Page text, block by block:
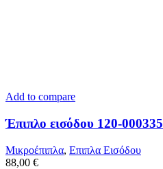
Add to compare
Έπιπλο εισόδου 120-000335
Μικροέπιπλα, Επιπλα Εισόδου
88,00 €